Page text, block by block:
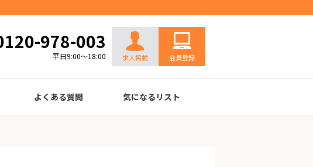
978-003
平日9:00～18:00 求人掲載 会員登録
たいこと
よくある質問 気になるリスト